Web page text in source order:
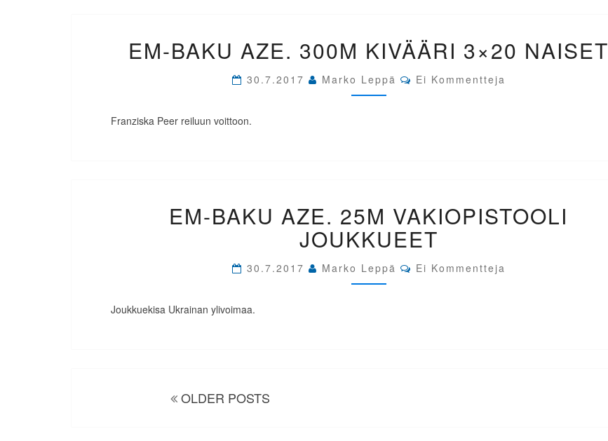
BAKU
AZE.
KIVÄÄRI
3×20
EM-BAKU AZE. 300M KIVÄÄRI 3×20 NAISET
30.7.2017 Marko Leppä Comments
Ei Kommentteja
Franziska Peer reiluun voittoon.
BAKU
AZE.
25M
VAKIOPISTOOLI
JOUKKUEET
EM-BAKU AZE. 25M VAKIOPISTOOLI
JOUKKUEET
30.7.2017 Marko Leppä Comments
Ei Kommentteja
Joukkuekisa Ukrainan ylivoimaa.
OLDER POSTS